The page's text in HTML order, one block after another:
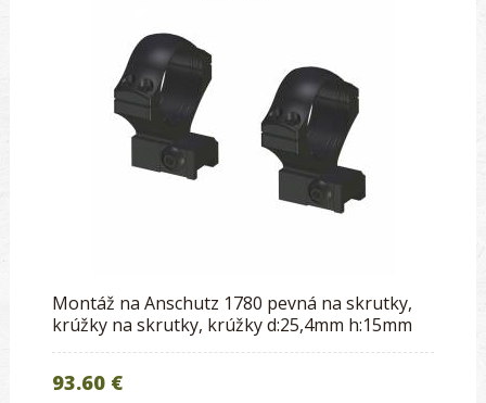
Montáž na Anschutz 1780 pevná na skrutky,
krúžky na skrutky, krúžky d:25,4mm h:15mm
93.60 €